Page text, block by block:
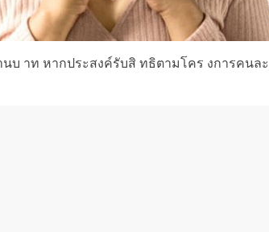
านบ าท หากประสงค์รับสิ ทธิตามโคร งการคนล